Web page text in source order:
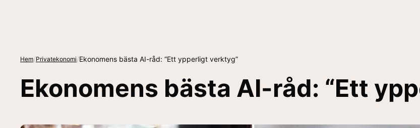
Hem/Privatekonomi/Ekonomens bästa AI-råd: “Ett ypperligt verktyg”
Ekonomens bästa AI-råd: “Ett